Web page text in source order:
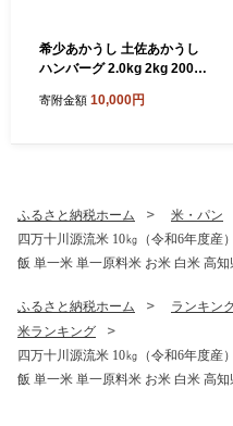
希少あかうし 土佐あかうし
ハンバーグ 2.0kg 2kg 200g
冷凍 真空 小分け 個包装 肉汁
お取り寄せ 肉 ギフト 人気 高
知県 須崎市 お惣菜 はんばー
ぐ hannba-gu
寄附金額 10,000円
ふるさと納税ホーム 米・パン
四万十川源流米 10㎏（令和6年度産
飯 単一米 単一原料米 お米 白米 高知
ふるさと納税ホーム ランキン
米ランキング
四万十川源流米 10㎏（令和6年度産
飯 単一米 単一原料米 お米 白米 高知